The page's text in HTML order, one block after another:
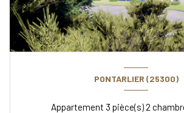
PONTARLIER (25300)